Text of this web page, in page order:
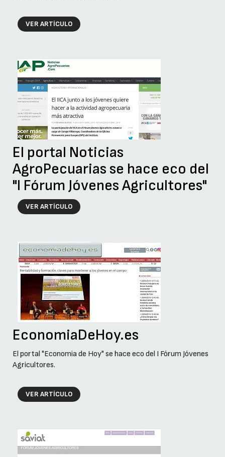
VER ARTÍCULO
El portal Noticias
AgroPecuarias se hace eco del
"I Fórum Jóvenes Agricultores"
VER ARTÍCULO
EconomiaDeHoy.es
El portal "Economia de Hoy" se hace eco del I Fórum Jóvenes
Agricultores.
VER ARTÍCULO